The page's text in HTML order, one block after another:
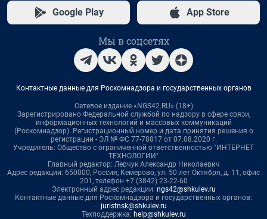
Google Play App Store
Мы в соцсетях
Контактные данные для Роскомнадзора и государственных органов
Сетевое издание «NGS42.RU» (18+)
Зарегистрировано Федеральной службой по надзору в сфере связи,
информационных технологий и массовых коммуникаций
(Роскомнадзор). Регистрационный номер и дата принятия решения о
регистрации - ЭЛ № ФС 77-78817 от 07.08.2020 г.
Учредитель: Общество с ограниченной ответственностью "ИНТЕРНЕТ
ТЕХНОЛОГИИ"
Главный редактор: Левчук Александр Николаевич
Адрес редакции: 650000, Россия, Кемерово, ул. 50 лет Октября, д. 11, офис
201, телефон +7 (3842) 23-22-60
Электронный адрес редакции: ngs42@shkulev.ru
Контактные данные для Роскомнадзора и государственных органов:
juristnsk@shkulev.ru
Техподдержка: help@shkulev.ru